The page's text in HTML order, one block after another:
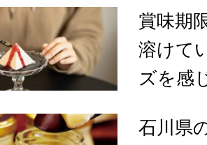
賞味期
溶けて
ズを感
石川県